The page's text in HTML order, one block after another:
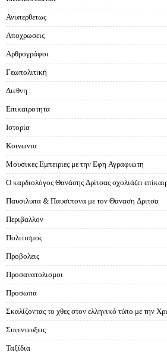
Ανυπερθετως
Αποχρωσεις
Αρθρογράφοι
Γεωπολιτική
Διεθνη
Επικαιροτητα
Ιστορία
Κοινωνια
Μουσικες Εμπειριες με την Εφη Αγραφιωτη
Ο καρδιολόγος Θανάσης Δρίτσας σχολιάζει
Παυσιλυπα & Παυσιπονα με τον Θαναση Δριτσα
Περιβαλλον
Πολιτισμος
Προβολεις
Προσανατολισμοι
Προσωπα
Σκαλίζοντας το χθες στον ελληνικό τύπο με την
Συνεντευξεις
Ταξίδια